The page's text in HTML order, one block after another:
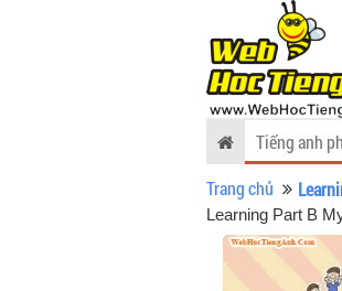
Tiếng anh
Trang chủ
Learning Part B